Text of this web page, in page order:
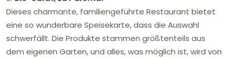
Dieses charmante, familiengeführte Restaurant bietet
eine so wunderbare Speisekarte, dass die Auswahl
schwerfällt. Die Produkte stammen größtenteils aus
dem eigenen Garten, und alles, was möglich ist, wird von